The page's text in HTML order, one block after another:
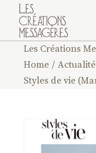
Les Créations
Home
Actualité
Styles de vie